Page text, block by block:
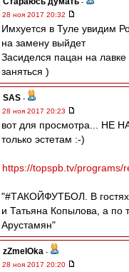
-
28 ноя 2017 20:32
Имхуется в Туле увидим
на замену выйдет
Засиделся пацан на
заняться )
SAS -
28 ноя 2017 20:23
вот для просмотра... НЕ
только эстетам :-)
https://topspb.tv/programs/
"#ТАКОЙФУТБОЛ. В гостях
и Татьяна Копылова, а по
Арустамян"
zZmeIOka -
28 ноя 2017 20:20